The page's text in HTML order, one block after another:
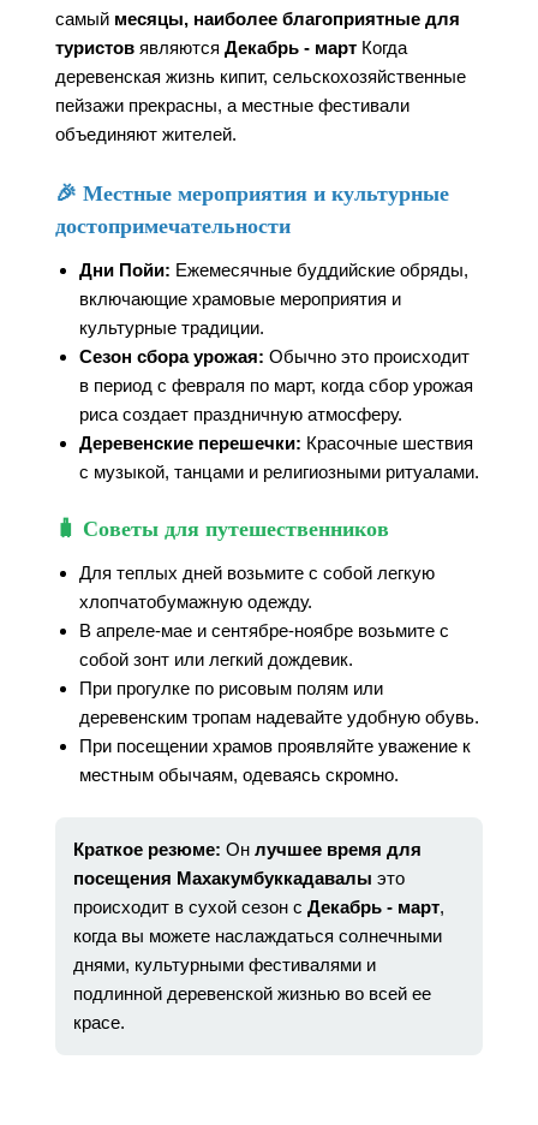
самый месяцы, наиболее благоприятные для
туристов являются Декабрь - март Когда
деревенская жизнь кипит, сельскохозяйственные
пейзажи прекрасны, а местные фестивали
объединяют жителей.
🎉 Местные мероприятия и культурные
достопримечательности
Дни Пойи: Ежемесячные буддийские обряды,
включающие храмовые мероприятия и
культурные традиции.
Сезон сбора урожая: Обычно это происходит
в период с февраля по март, когда сбор урожая
риса создает праздничную атмосферу.
Деревенские перешечки: Красочные шествия
с музыкой, танцами и религиозными ритуалами.
🧳 Советы для путешественников
Для теплых дней возьмите с собой легкую
хлопчатобумажную одежду.
В апреле-мае и сентябре-ноябре возьмите с
собой зонт или легкий дождевик.
При прогулке по рисовым полям или
деревенским тропам надевайте удобную обувь.
При посещении храмов проявляйте уважение к
местным обычаям, одеваясь скромно.
Краткое резюме: Он лучшее время для
посещения Махакумбуккадавалы это
происходит в сухой сезон с Декабрь - март,
когда вы можете наслаждаться солнечными
днями, культурными фестивалями и
подлинной деревенской жизнью во всей ее
красе.